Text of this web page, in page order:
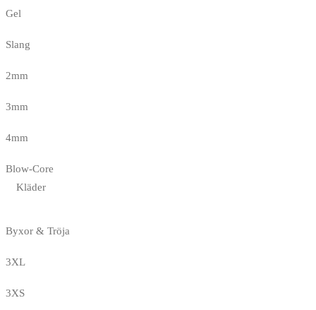
Gel
Slang
2mm
3mm
4mm
Blow-Core
Kläder
Byxor & Tröja
3XL
3XS